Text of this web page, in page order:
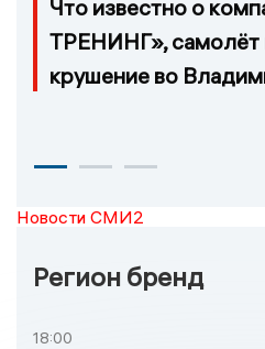
Что известно о
ТРЕНИНГ», самолёт
крушение во
Новости СМИ2
Регион бренд
18:00